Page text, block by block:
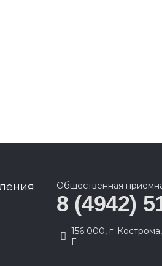
Общественная
8 (4942)
156 000, г.
Г